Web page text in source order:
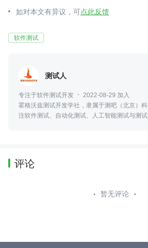
如对本文有异议，可点此反馈
软件测试
测试人
专注于软件测试开发
2022-08-29 加入
霍格沃兹测试开发学社，隶属于测吧（北京）
注软件测试、自动化测试、人工智能测试与测
评论
暂无评论